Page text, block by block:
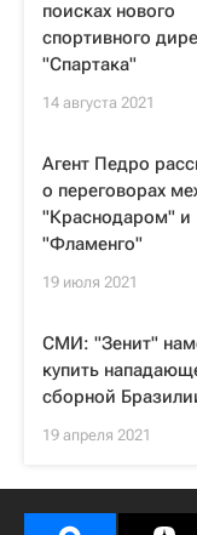
поисках нового
спортивного
"Спартака"
14 августа 2021
Агент Педро
о переговорах
"Краснодаром" и
"Фламенго"
19 июля 2021
СМИ: "Зенит"
купить
сборной
19 апреля 2021